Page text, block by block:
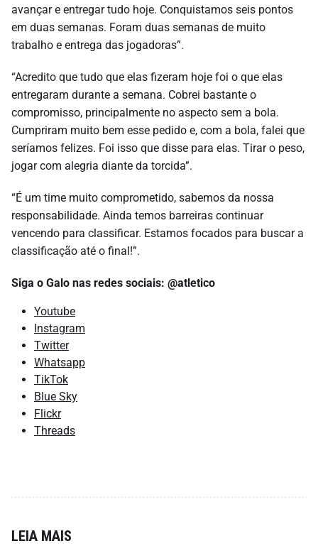
avançar e entregar tudo hoje. Conquistamos seis pontos
em duas semanas. Foram duas semanas de muito
trabalho e entrega das jogadoras”.
“Acredito que tudo que elas fizeram hoje foi o que elas
entregaram durante a semana. Cobrei bastante o
compromisso, principalmente no aspecto sem a bola.
Cumpriram muito bem esse pedido e, com a bola, falei que
seríamos felizes. Foi isso que disse para elas. Tirar o peso,
jogar com alegria diante da torcida”.
“É um time muito comprometido, sabemos da nossa
responsabilidade. Ainda temos barreiras continuar
vencendo para classificar. Estamos focados para buscar a
classificação até o final!”.
Siga o Galo nas redes sociais: @atletico
Youtube
Instagram
Twitter
Whatsapp
TikTok
Blue Sky
Flickr
Threads
LEIA MAIS